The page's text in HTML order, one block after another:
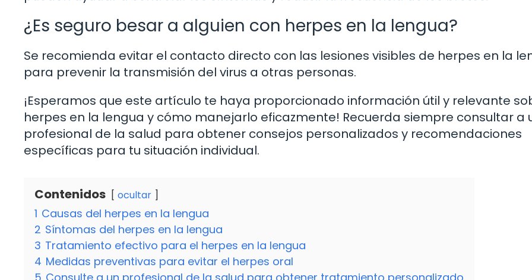
¿Es seguro besar a alguien con herpes en la lengua?
Se recomienda evitar el contacto directo con las lesiones visibles de herpes en la
para prevenir la transmisión del virus a otras personas.
¡Esperamos que este artículo te haya proporcionado información útil y relevante
herpes en la lengua y cómo manejarlo eficazmente! Recuerda siempre consultar a
profesional de la salud para obtener consejos personalizados y recomendaciones
específicas para tu situación individual.
Contenidos ocultar
1 Causas del herpes en la lengua
2 Síntomas del herpes en la lengua
3 Tratamiento efectivo para el herpes en la lengua
4 Medidas preventivas para evitar el herpes oral